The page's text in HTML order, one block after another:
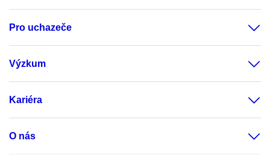
Pro uchazeče
Výzkum
Kariéra
O nás